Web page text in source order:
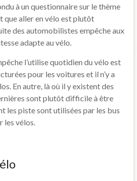
à un questionnaire sur le thème
que aller en vélo est plutôt
des automobilistes empêche aux
adapte au vélo.
l’utilise quotidien du vélo est
pour les voitures et il n’y a
En autre, là où il y existent des
sont plutôt difficile à être
les piste sont utilisées par les bus
les vélos.